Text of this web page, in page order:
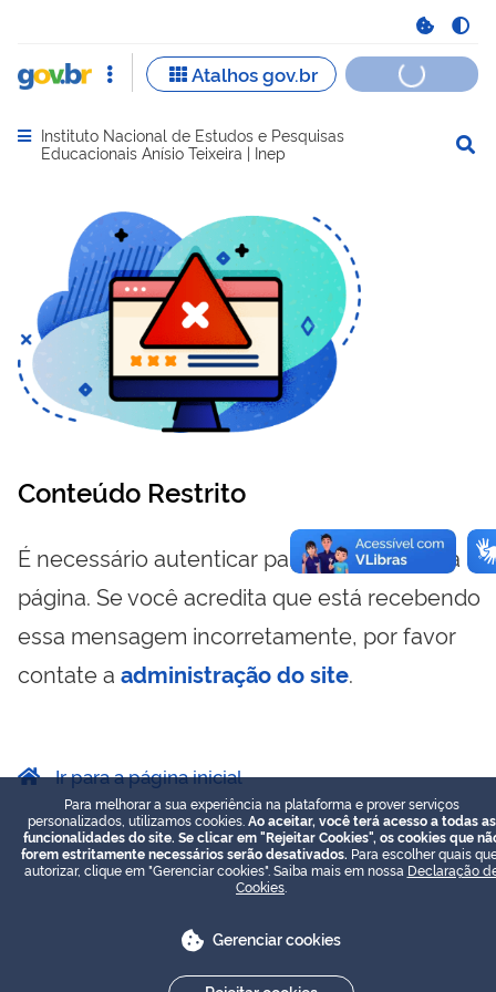
Abrir menu principal de navegação
Instituto Nacional de Estudos e Pesquisas
Educacionais Anísio Teixeira | Inep
Conteúdo Restrito
É necessário autenticar para visualizar essa
página. Se você acredita que está recebendo
essa mensagem incorretamente, por favor
contate a administração do site.
Ir para a página inicial
Para melhorar a sua experiência na plataforma e prover serviços
personalizados, utilizamos cookies. Ao aceitar, você terá acesso a todas as
funcionalidades do site. Se clicar em "Rejeitar Cookies", os cookies que
forem estritamente necessários serão desativados. Para escolher quais
autorizar, clique em "Gerenciar cookies". Saiba mais em nossa Declaração
Cookies
Gerenciar cookies